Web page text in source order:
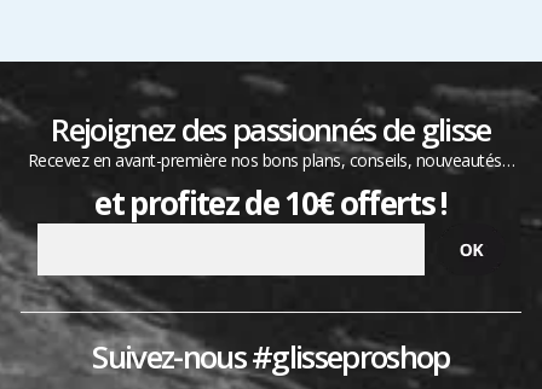
Rejoignez des passionnés de glisse
Recevez en avant-première nos bons plans, conseils, nouveautés…
et profitez de 10€ offerts !
Suivez-nous #glisseproshop